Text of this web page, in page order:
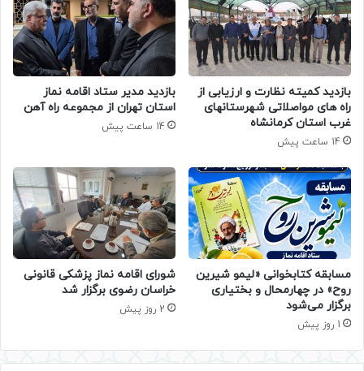
بازدید کمیته نظارت و ارزیابی از
راه های مواصلاتی شهرستانهای
غرب استان کرمانشاه
14 ساعت پیش
بازدید مدیر ستاد اقامه نماز
استان تهران از مجموعه راه آهن
14 ساعت پیش
مسابقه کتابخوانی «لیمو شیرین
روح» در چهارمحال و بختیاری
برگزار می‌شود
1 روز پیش
شورای اقامه نماز پزشکی قانونی
خراسان رضوی برگزار شد
2 روز پیش